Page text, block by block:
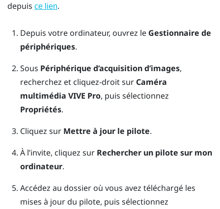
depuis ce lien.
Depuis votre ordinateur, ouvrez le Gestionnaire de
périphériques.
Sous Périphérique d’acquisition d’images,
recherchez et cliquez-droit sur Caméra
multimédia VIVE Pro, puis sélectionnez
Propriétés.
Cliquez sur Mettre à jour le pilote.
À l’invite, cliquez sur Rechercher un pilote sur mon
ordinateur.
Accédez au dossier où vous avez téléchargé les
mises à jour du pilote, puis sélectionnez